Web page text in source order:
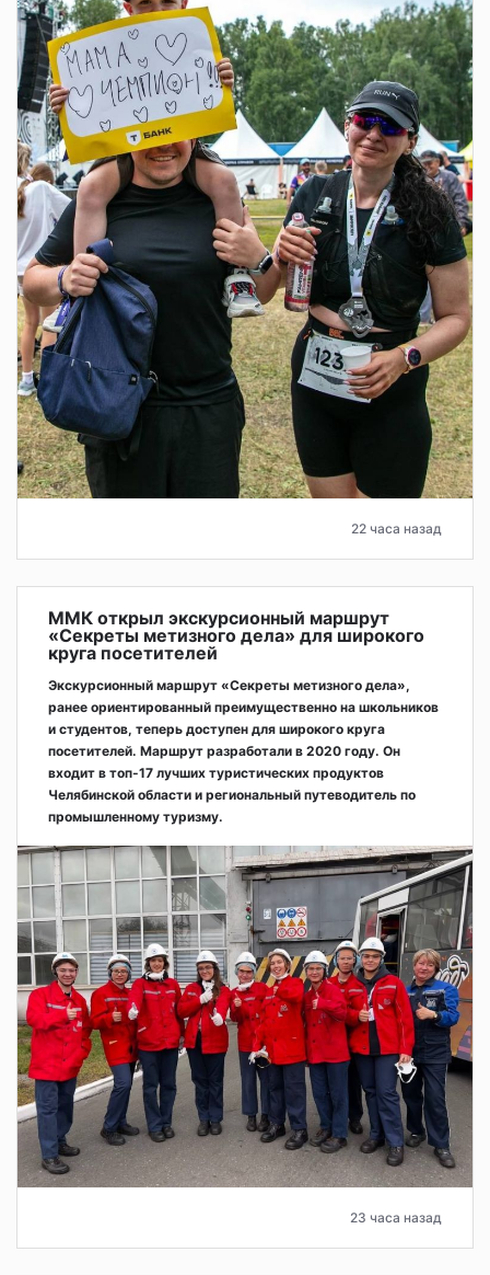
22 часа назад
ММК открыл экскурсионный маршрут
«Секреты метизного дела» для широкого
круга посетителей
Экскурсионный маршрут «Секреты метизного дела»,
ранее ориентированный преимущественно на школьников
и студентов, теперь доступен для широкого круга
посетителей. Маршрут разработали в 2020 году. Он
входит в топ-17 лучших туристических продуктов
Челябинской области и региональный путеводитель по
промышленному туризму.
23 часа назад